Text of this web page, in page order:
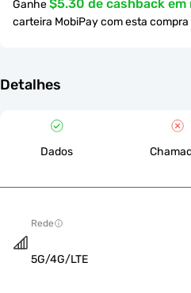
Ganhe$5.30 de cashback em
carteira MobiPay com esta compra
Detalhes
Dados
Rede
5G/4G/LTE